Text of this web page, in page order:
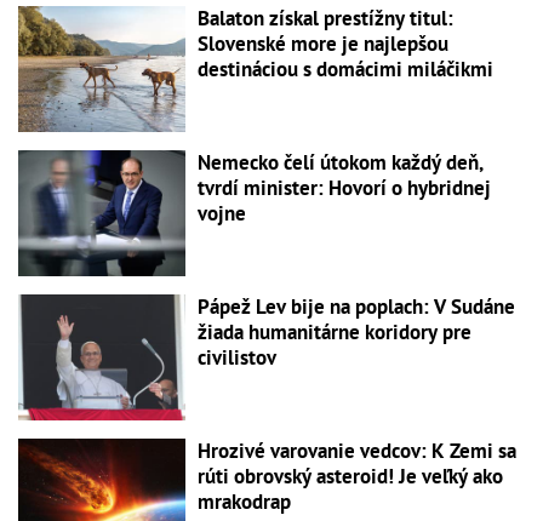
Balaton získal prestížny titul:
Slovenské more je najlepšou
destináciou s domácimi miláčikmi
Nemecko čelí útokom každý deň,
tvrdí minister: Hovorí o hybridnej
vojne
Pápež Lev bije na poplach: V Sudáne
žiada humanitárne koridory pre
civilistov
Hrozivé varovanie vedcov: K Zemi sa
rúti obrovský asteroid! Je veľký ako
mrakodrap